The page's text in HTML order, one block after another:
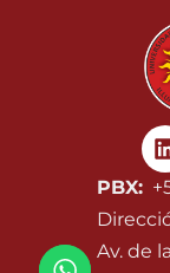
PBX:
Av. de